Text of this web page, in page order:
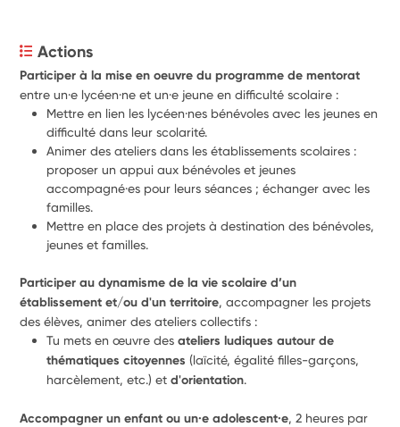
Actions
Participer à la mise en oeuvre du programme de mentorat
entre un·e lycéen·ne et un·e jeune en difficulté scolaire :
Mettre en lien les lycéen·nes bénévoles avec les jeunes en
difficulté dans leur scolarité.
Animer des ateliers dans les établissements scolaires :
proposer un appui aux bénévoles et jeunes
accompagné·es pour leurs séances ; échanger avec les
familles.
Mettre en place des projets à destination des bénévoles,
jeunes et familles.
Participer au dynamisme de la vie scolaire d’un
établissement et/ou d'un territoire, accompagner les projets
des élèves, animer des ateliers collectifs :
Tu mets en œuvre des ateliers ludiques autour de
thématiques citoyennes (laïcité, égalité filles-garçons,
harcèlement, etc.) et d'orientation.
Accompagner un enfant ou un·e adolescent·e, 2 heures par